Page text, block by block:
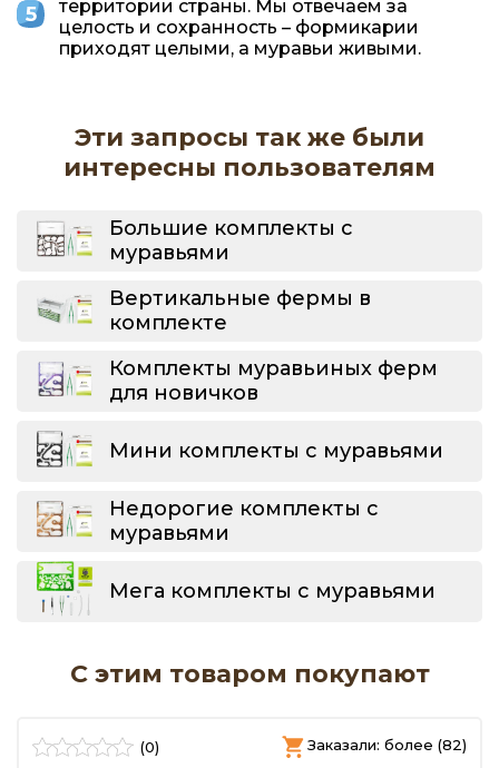
территории страны. Мы отвечаем за
целость и сохранность – формикарии
приходят целыми, а муравьи живыми.
Эти запросы так же были
интересны пользователям
Большие комплекты с
муравьями
Вертикальные фермы в
комплекте
Комплекты муравьиных ферм
для новичков
Мини комплекты с муравьями
Недорогие комплекты с
муравьями
Мега комплекты с муравьями
С этим товаром покупают
(0) Заказали: более (82)